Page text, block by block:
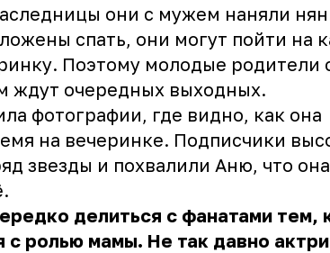
они с мужем наняли
спать, они могут пойти на
Поэтому молодые родители
ждут очередных выходных.
фотографии, где видно, как она
на вечеринке. Подписчики
звезды и похвалили Аню, что она
делиться с фанатами тем,
с ролью мамы. Не так давно